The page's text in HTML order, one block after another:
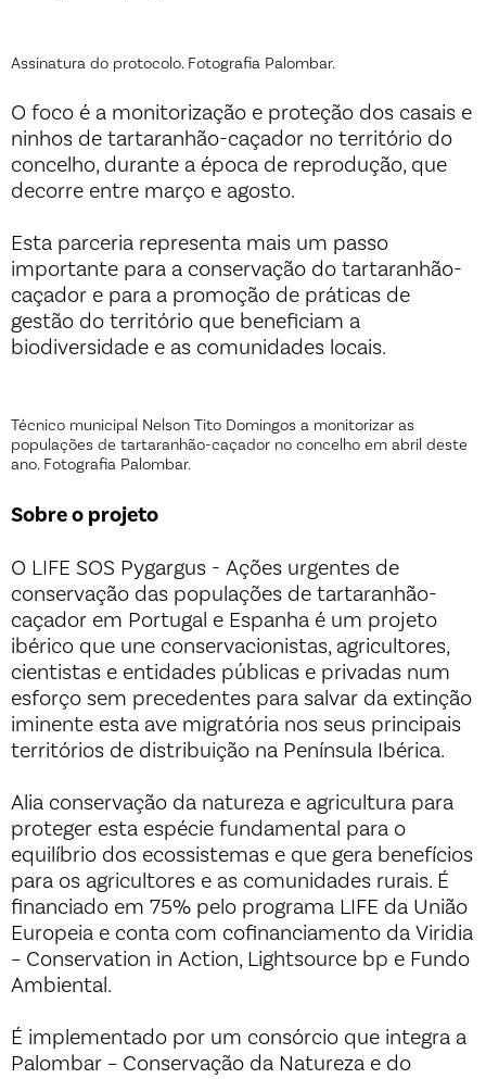
Assinatura do protocolo. Fotografia Palombar.
O foco é a monitorização e proteção dos casais e
ninhos de tartaranhão-caçador no território do
concelho, durante a época de reprodução, que
decorre entre março e agosto.
Esta parceria representa mais um passo
importante para a conservação do tartaranhão-
caçador e para a promoção de práticas de
gestão do território que beneficiam a
biodiversidade e as comunidades locais.
Técnico municipal Nelson Tito Domingos a monitorizar as
populações de tartaranhão-caçador no concelho em abril deste
ano. Fotografia Palombar.
Sobre o projeto
O LIFE SOS Pygargus - Ações urgentes de
conservação das populações de tartaranhão-
caçador em Portugal e Espanha é um projeto
ibérico que une conservacionistas, agricultores,
cientistas e entidades públicas e privadas num
esforço sem precedentes para salvar da extinção
iminente esta ave migratória nos seus principais
territórios de distribuição na Península Ibérica.
Alia conservação da natureza e agricultura para
proteger esta espécie fundamental para o
equilíbrio dos ecossistemas e que gera benefícios
para os agricultores e as comunidades rurais. É
financiado em 75% pelo programa LIFE da União
Europeia e conta com cofinanciamento da Viridia
– Conservation in Action, Lightsource bp e Fundo
Ambiental.
É implementado por um consórcio que integra a
Palombar – Conservação da Natureza e do